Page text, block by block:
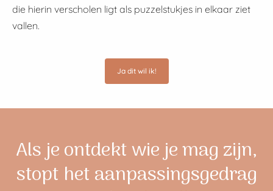
die hierin verscholen ligt als puzzelstukjes in elkaar ziet
vallen.
Ja dit wil ik!
Als je ontdekt wie je mag zijn,
stopt het aanpassingsgedrag